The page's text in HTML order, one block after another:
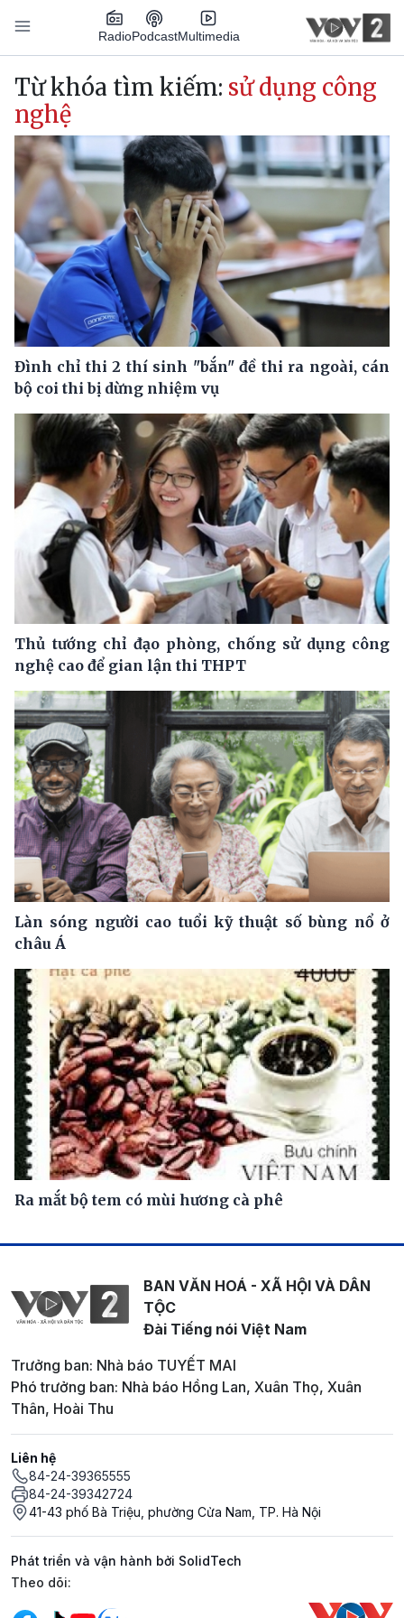
Nhảy đến nội dung
RadioPodcastMultimedia
Main navigation
Từ khóa tìm kiếm: sử dụng công
nghệ
Đình chỉ thi 2 thí sinh "bắn" đề thi ra ngoài, cán
bộ coi thi bị dừng nhiệm vụ
Thủ tướng chỉ đạo phòng, chống sử dụng công
nghệ cao để gian lận thi THPT
Làn sóng người cao tuổi kỹ thuật số bùng nổ ở
châu Á
Ra mắt bộ tem có mùi hương cà phê
BAN VĂN HOÁ - XÃ HỘI VÀ DÂN
TỘC
Đài Tiếng nói Việt Nam
Trưởng ban: Nhà báo TUYẾT MAI
Phó trưởng ban: Nhà báo Hồng Lan, Xuân Thọ, Xuân
Thân, Hoài Thu
Liên hệ
84-24-39365555
84-24-39342724
41-43 phố Bà Triệu, phường Cửa Nam, TP. Hà Nội
Phát triển và vận hành bởi SolidTech
Mạng xã hội
Theo dõi: